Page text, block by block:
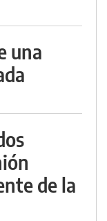
una
de la